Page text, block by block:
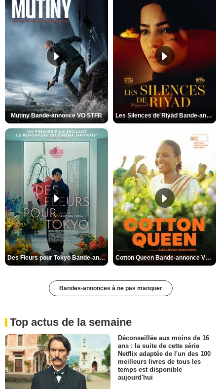
Mutiny Bande-annonce VO STFR Les Silences de Riyad Bande-annonce VO STFR
Des Fleurs pour Tokyo Bande-annonce VO STFR Cotton Queen Bande-annonce VO STFR
Bandes-annonces à ne pas manquer
Top actus de la semaine
Déconseillée aux moins de 16
ans : la suite de cette série
Netflix adaptée de l'un des 100
meilleurs livres de tous les
temps est disponible
aujourd'hui